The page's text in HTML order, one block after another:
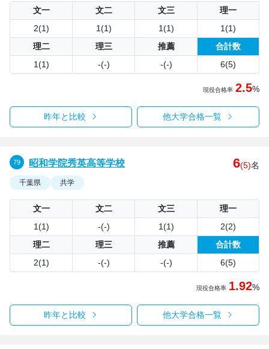
文一 文二 文三
理一
2(1)
1(1) 1(1)
1(1)
理二
理三 推薦
合計数
1(1)
-(-) -(-) 6(5)
現役合格率 2.5%
昨年と比較 他大学合格一覧
昭和学院秀英高等学校 6(5)名
千葉県 共学
文一 文二 文三
理一
1(1)
-(-) 1(1)
2(2)
理二
理三 推薦
合計数
2(1)
-(-) -(-) 6(5)
現役合格率 1.92%
昨年と比較 他大学合格一覧